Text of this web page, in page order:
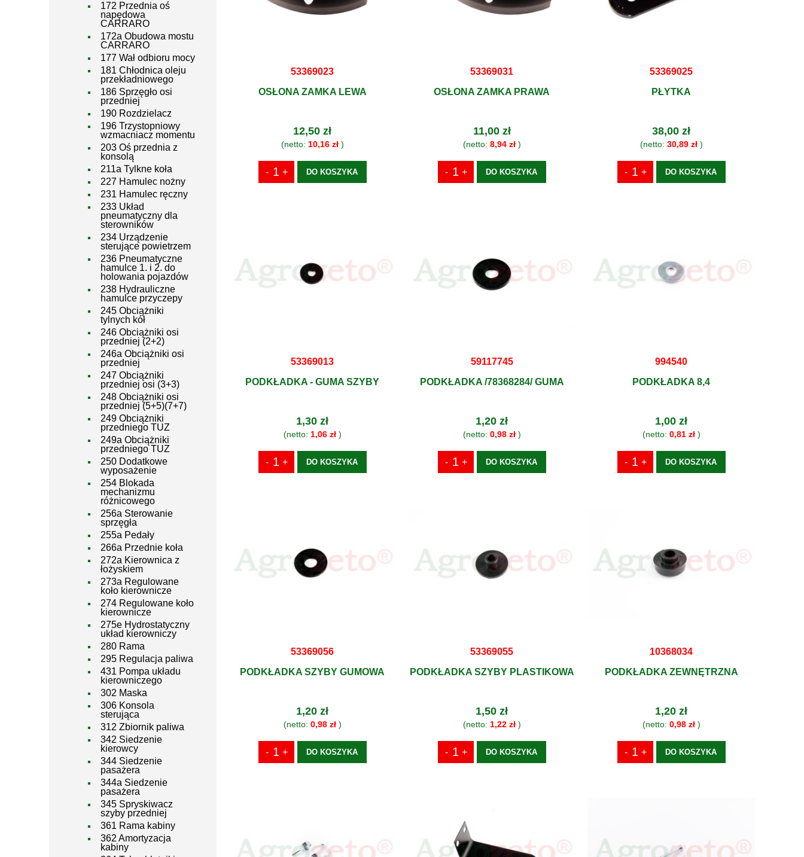
172 Przednia oś
napędowa
CARRARO
172a Obudowa mostu
CARRARO
177 Wał odbioru mocy
181 Chłodnica oleju
przekładniowego
186 Sprzęgło osi
przedniej
190 Rozdzielacz
196 Trzystopniowy
wzmacniacz momentu
203 Oś przednia z
konsolą
211a Tylkne koła
227 Hamulec nożny
231 Hamulec ręczny
233 Układ
pneumatyczny dla
sterowników
234 Urządzenie
sterujące powietrzem
236 Pneumatyczne
hamulce 1. i 2. do
holowania pojazdów
238 Hydrauliczne
hamulce przyczepy
245 Obciążniki
tylnych kół
246 Obciążniki osi
przedniej (2+2)
246a Obciążniki osi
przedniej
247 Obciążniki
przedniej osi (3+3)
248 Obciążniki osi
przedniej (5+5)(7+7)
249 Obciążniki
przedniego TUZ
249a Obciążniki
przedniego TUZ
250 Dodatkowe
wyposażenie
254 Blokada
mechanizmu
różnicowego
256a Sterowanie
sprzęgła
255a Pedały
266a Przednie koła
272a Kierownica z
łożyskiem
273a Regulowane
koło kierownicze
274 Regulowane koło
kierownicze
275e Hydrostatyczny
układ kierowniczy
280 Rama
295 Regulacja paliwa
431 Pompa układu
kierowniczego
302 Maska
306 Konsola
sterująca
312 Zbiornik paliwa
342 Siedzenie
kierowcy
344 Siedzenie
pasażera
344a Siedzenie
pasażera
345 Spryskiwacz
szyby przedniej
361 Rama kabiny
362 Amortyzacja
kabiny
53369023
OSŁONA ZAMKA LEWA
12,50 zł
(netto: 10,16 zł)
DO KOSZYKA
53369031
OSŁONA ZAMKA PRAWA
11,00 zł
(netto: 8,94 zł)
DO KOSZYKA
53369025
PŁYTKA
38,00 zł
(netto: 30,89 zł)
DO KOSZYKA
53369013
PODKŁADKA - GUMA SZYBY
1,30 zł
(netto: 1,06 zł)
DO KOSZYKA
59117745
PODKŁADKA /78368284/ GUMA
1,20 zł
(netto: 0,98 zł)
DO KOSZYKA
994540
PODKŁADKA 8,4
1,00 zł
(netto: 0,81 zł)
DO KOSZYKA
53369056
PODKŁADKA SZYBY GUMOWA
1,20 zł
(netto: 0,98 zł)
DO KOSZYKA
53369055
PODKŁADKA SZYBY PLASTIKOWA
1,50 zł
(netto: 1,22 zł)
DO KOSZYKA
10368034
PODKŁADKA ZEWNĘTRZNA
1,20 zł
(netto: 0,98 zł)
DO KOSZYKA